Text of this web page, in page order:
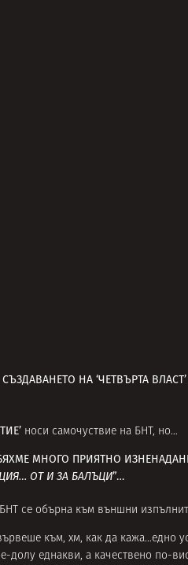
НА ‘ЧЕТВЪРТА
носи самочуствие на БНТ, но…
МНОГО ПРИЯТНО
ОТ И ЗА БАЛЪЦИ”…
се обърна към външни
към, хм, как да кажа…едно
долу еднакви, а качествено по-